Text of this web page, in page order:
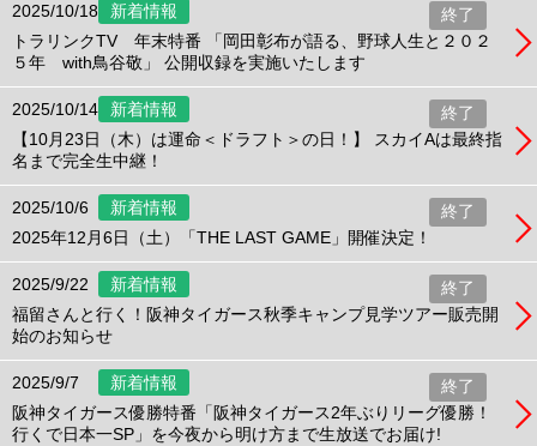
2025/10/18 新着情報
終了
トラリンクTV 年末特番 「岡田彰布が語る、野球人生と２０２
５年 with鳥谷敬」 公開収録を実施いたします
2025/10/14 新着情報
終了
【10月23日（木）は運命＜ドラフト＞の日！】 スカイAは最終指
名まで完全生中継！
2025/10/6 新着情報
終了
2025年12月6日（土）「THE LAST GAME」開催決定！
2025/9/22 新着情報
終了
福留さんと行く！阪神タイガース秋季キャンプ見学ツアー販売開
始のお知らせ
2025/9/7 新着情報
終了
阪神タイガース優勝特番「阪神タイガース2年ぶりリーグ優勝！
行くで日本一SP」を今夜から明け方まで生放送でお届け!